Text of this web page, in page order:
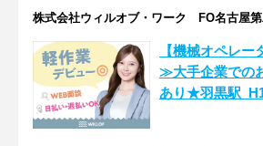
株式会社ウィルオブ・ワーク FO名古屋
【機械オペレ
≫大手企業での
あり★羽黒駅